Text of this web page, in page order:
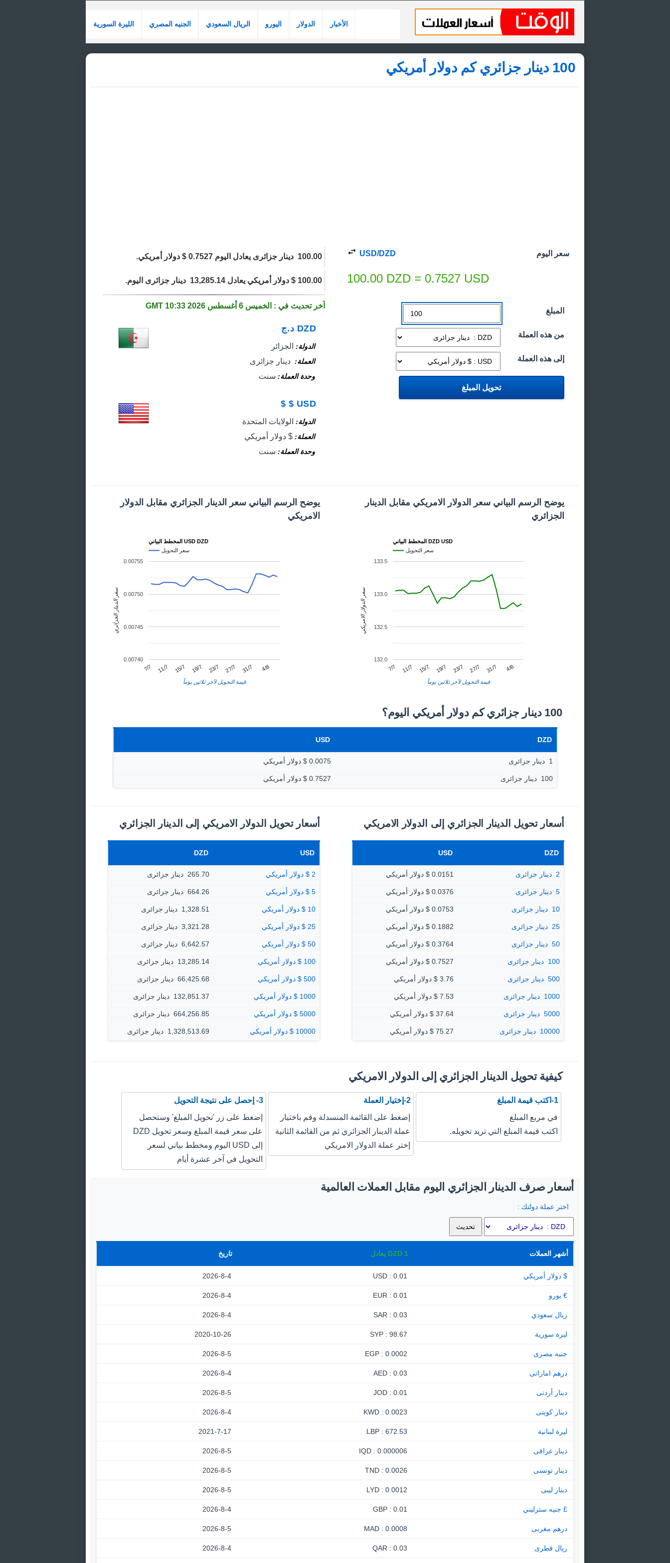
الليرة السورية الجنيه المصري الريال السعودي اليورو الدولار الأخبار
100 دينار جزائري كم دولار أمريكي
سعر اليوم USD/DZD
100.00 DZD = 0.7527 USD
المبلغ
من هذه العملة
إلى هذه العملة
100.00 ‏ دينار جزائرى يعادل اليوم 0.7527 $ دولار أمريكي.
100.00 $ دولار أمريكي يعادل 13,285.14 ‏ دينار جزائرى اليوم.
آخر تحديث في : الخميس 6 أغسطس 2026 10:33 GMT
DZD د.ج
الدولة الجزائر
العملة ‏ دينار جزائرى
وحدة العملة سنت
USD
$
$
الدولة الولايات المتحدة
العملة $ دولار أمريكي
وحدة العملة سنت
يوضح الرسم البياني سعر الدولار الامريكي مقابل الدينار
الجزائري
المخطط البياني DZD USD
سعر التحويل
7/7 11/7 15/7 19/7 23/7 27/7 31/7 4/8
132.0
132.5
133.0
133.5
قيمة التحويل لآخر ثلاثين يوماً
سعر الدولار الامريكي
يوضح الرسم البياني سعر الدينار الجزائري مقابل الدولار
الامريكي
المخطط البياني USD DZD
سعر التحويل
7/7 11/7 15/7 19/7 23/7 27/7 31/7 4/8
0.00740
0.00745
0.00750
0.00755
قيمة التحويل لآخر ثلاثين يوماً
سعر الدينار الجزائري
100 دينار جزائري كم دولار أمريكي اليوم؟
DZD
USD
1 ‏ دينار جزائرى 0.0075 $ دولار أمريكي
100 ‏ دينار جزائرى 0.7527 $ دولار أمريكي
أسعار تحويل الدينار الجزائري إلى الدولار الامريكي
DZD
USD
2 ‏ دينار جزائرى 0.0151 $ دولار أمريكي
5 ‏ دينار جزائرى 0.0376 $ دولار أمريكي
10 ‏ دينار جزائرى 0.0753 $ دولار أمريكي
25 ‏ دينار جزائرى 0.1882 $ دولار أمريكي
50 ‏ دينار جزائرى 0.3764 $ دولار أمريكي
100 ‏ دينار جزائرى 0.7527 $ دولار أمريكي
500 ‏ دينار جزائرى 3.76 $ دولار أمريكي
1000 ‏ دينار جزائرى 7.53 $ دولار أمريكي
5000 ‏ دينار جزائرى 37.64 $ دولار أمريكي
10000 ‏ دينار جزائرى 75.27 $ دولار أمريكي
أسعار تحويل الدولار الامريكي إلى الدينار الجزائري
USD
DZD
2 $ دولار أمريكي 265.70 ‏ دينار جزائرى
5 $ دولار أمريكي 664.26 ‏ دينار جزائرى
10 $ دولار أمريكي 1,328.51 ‏ دينار جزائرى
25 $ دولار أمريكي 3,321.28 ‏ دينار جزائرى
50 $ دولار أمريكي 6,642.57 ‏ دينار جزائرى
100 $ دولار أمريكي 13,285.14 ‏ دينار جزائرى
500 $ دولار أمريكي 66,425.68 ‏ دينار جزائرى
1000 $ دولار أمريكي 132,851.37 ‏ دينار جزائرى
5000 $ دولار أمريكي 664,256.85 ‏ دينار جزائرى
10000 $ دولار أمريكي 1,328,513.69 ‏ دينار جزائرى
كيفية تحويل الدينار الجزائري إلى الدولار الامريكي
1-اكتب قيمة المبلغ
في مربع المبلغ
اكتب قيمة المبلغ التي تريد تحويله.
2-إختيار العملة
إضغط على القائمة المنسدلة وقم باختيار
عملة الدينار الجزائري ثم من القائمة الثانية
إختر عملة الدولار الامريكي
3- إحصل على نتيجة التحويل
إضغط على زر 'تحويل المبلغ' وستحصل
على سعر قيمة المبلغ وسعر تحويل DZD
إلى USD اليوم ومخطط بياني لسعر
التحويل في آخر عشرة أيام
أسعار صرف الدينار الجزائري اليوم مقابل العملات العالمية
اختر عملة دولتك :
أشهر العملات 1
DZD يعادل تاريخ
$ دولار أمريكي 0.01 : USD
2026-8-4
€ يورو 0.01 : EUR
2026-8-4
ريال سعودي 0.03 : SAR
2026-8-4
ليرة سورية 98.67 : SYP
2020-10-26
جنيه مصرى 0.0002 : EGP
2026-8-5
درهم اماراتى 0.03 : AED
2026-8-4
دينار أردنى 0.01 : JOD
2026-8-5
دينار كويتى 0.0023 : KWD
2026-8-4
ليرة لبنانية 672.53 : LBP
2021-7-17
دينار عراقى 0.000006 : IQD
2026-8-5
دينار تونسى 0.0026 : TND
2026-8-5
دينار ليبى 0.0012 : LYD
2026-8-5
£ جنيه سترليني 0.01 : GBP
2026-8-4
درهم مغربى 0.0008 : MAD
2026-8-5
ريال قطرى 0.03 : QAR
2026-8-4